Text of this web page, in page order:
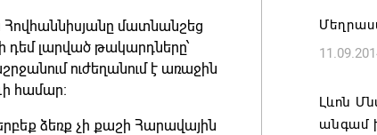
մատնանշեց
լարված թակարդները՝
ուժեղանում է առաջին
համար։
ձեռք չի քաշի Հարավային
Հայոց
Լևոն
անգամ